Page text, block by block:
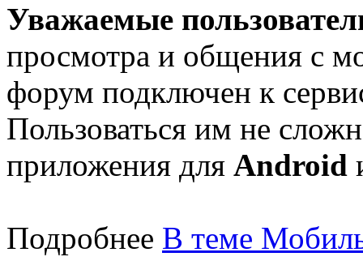
Уважаемые
просмотра и общения с
форум подключен к
Пользоваться им не
приложения для Android
Подробнее В теме